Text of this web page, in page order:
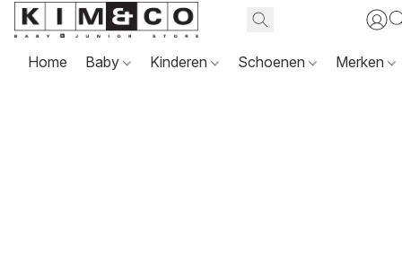
Home Baby Kinderen Schoenen Merken